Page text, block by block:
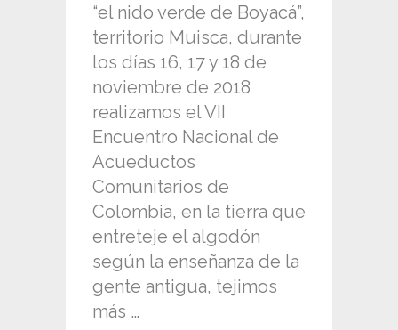
“el nido verde de Boyacá”,
territorio Muisca, durante
los días 16, 17 y 18 de
noviembre de 2018
realizamos el VII
Encuentro Nacional de
Acueductos
Comunitarios de
Colombia, en la tierra que
entreteje el algodón
según la enseñanza de la
gente antigua, tejimos
más …